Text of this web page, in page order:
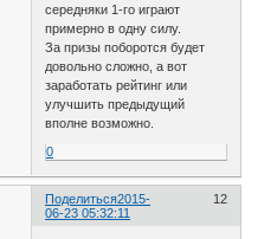
середняки 1-го играют
примерно в одну силу.
За призы поборотся будет
довольно сложно, а вот
заработать рейтинг или
улучшить предыдущий
вполне возможно.
0
Поделиться 12
2015-
06-23 05:32:11